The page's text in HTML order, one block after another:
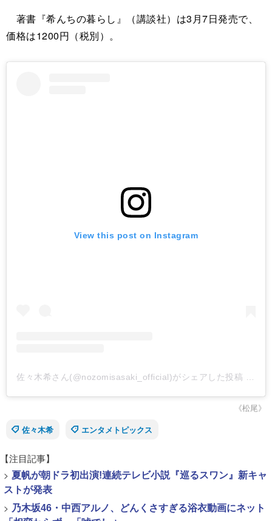
著書『希んちの暮らし』（講談社）は3月7日発売で、
価格は1200円（税別）。
View this post on Instagram
佐々木希さん(@nozomisasaki_official)がシェアした投稿
《松尾》
佐々木希
エンタメトピックス
【注目記事】
> 夏帆が朝ドラ初出演!連続テレビ小説『巡るスワン』新キャ
ストが発表
> 乃木坂46・中西アルノ、どんくさすぎる浴衣動画にネット